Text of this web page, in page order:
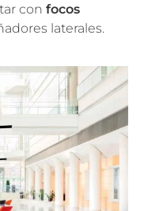
con focos
laterales.